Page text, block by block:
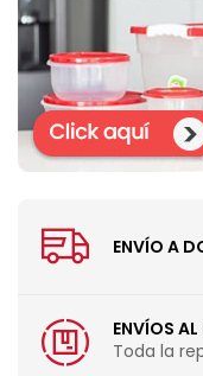
ENVÍO A
ENVÍOS AL
Toda la